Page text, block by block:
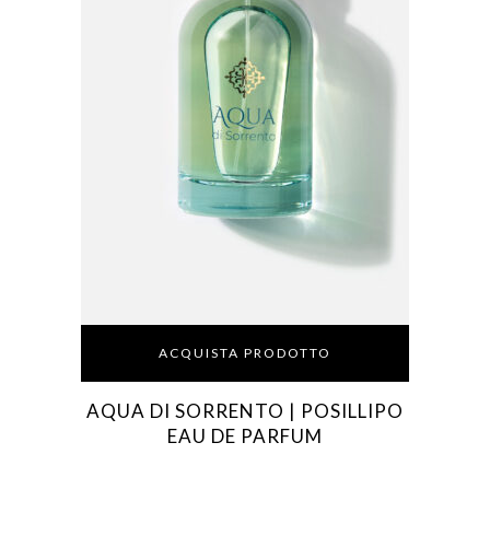
ACQUISTA PRODOTTO
AQUA DI SORRENTO | POSILLIPO
EAU DE PARFUM